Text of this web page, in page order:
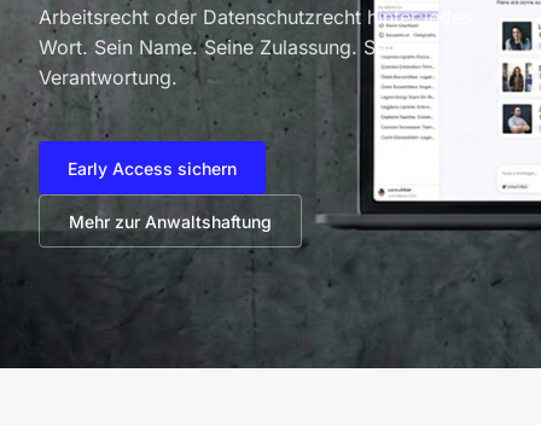
Arbeitsrecht oder Datenschutzrecht hinter jedes
Wort. Sein Name. Seine Zulassung. Seine
Verantwortung.
Early Access sichern
Mehr zur Anwaltshaftung